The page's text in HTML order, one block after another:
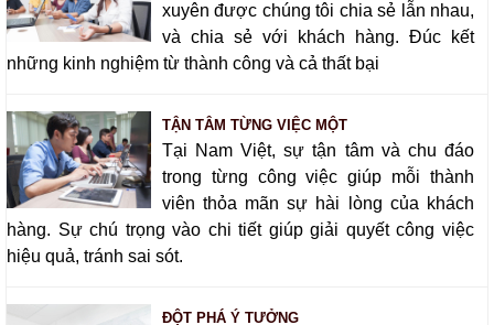
xuyên được chúng tôi chia sẻ lẫn nhau,
và chia sẻ với khách hàng. Đúc kết
những kinh nghiệm từ thành công và cả thất bại
TẬN TÂM TỪNG VIỆC MỘT
Tại Nam Việt, sự tận tâm và chu đáo
trong từng công việc giúp mỗi thành
viên thỏa mãn sự hài lòng của khách
hàng. Sự chú trọng vào chi tiết giúp giải quyết công việc
hiệu quả, tránh sai sót.
ĐỘT PHÁ Ý TƯỞNG